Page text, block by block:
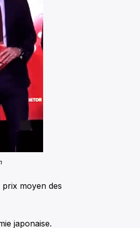
prix moyen des
japonaise.